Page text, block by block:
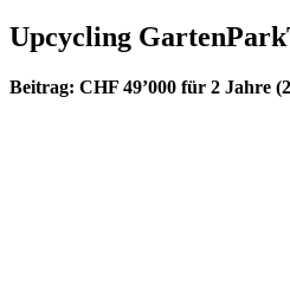
Upcycling
Beitrag: CHF 49’000 für 2 Jahre